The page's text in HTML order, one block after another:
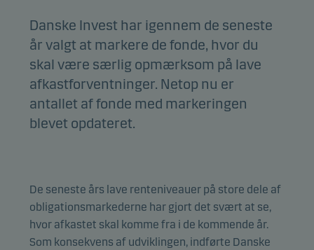
Danske Invest har igennem de seneste
år valgt at markere de fonde, hvor du
skal være særlig opmærksom på lave
afkastforventninger. Netop nu er
antallet af fonde med markeringen
blevet opdateret.
De seneste års lave renteniveauer på store dele af
obligationsmarkederne har gjort det svært at se,
hvor afkastet skal komme fra i de kommende år.
Som konsekvens af udviklingen, indførte Danske